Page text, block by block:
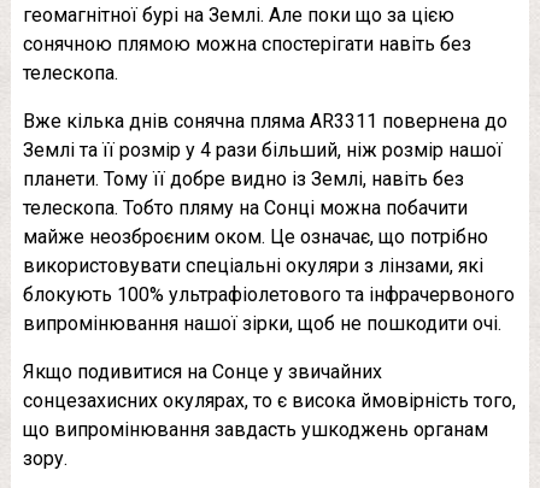
геомагнітної бурі на Землі. Але поки що за цією
сонячною плямою можна спостерігати навіть без
телескопа.
Вже кілька днів сонячна пляма AR3311 повернена до
Землі та її розмір у 4 рази більший, ніж розмір нашої
планети. Тому її добре видно із Землі, навіть без
телескопа. Тобто пляму на Сонці можна побачити
майже неозброєним оком. Це означає, що потрібно
використовувати спеціальні окуляри з лінзами, які
блокують 100% ультрафіолетового та інфрачервоного
випромінювання нашої зірки, щоб не пошкодити очі.
Якщо подивитися на Сонце у звичайних
сонцезахисних окулярах, то є висока ймовірність того,
що випромінювання завдасть ушкоджень органам
зору.